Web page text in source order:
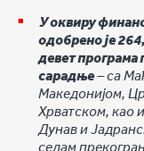
У оквиру
одобрено је
девет програма
сарадње– са
Македонијом,
Хрватском, као
Дунав и
седам